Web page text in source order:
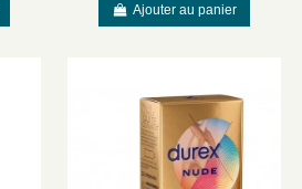
Ajouter au panier